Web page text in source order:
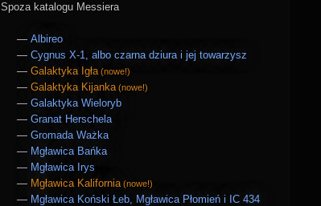
Spoza katalogu Messiera
Albireo
Cygnus X-1, albo czarna dziura i jej towarzysz
Galaktyka Igła (nowe!)
Galaktyka Kijanka (nowe!)
Galaktyka Wieloryb
Granat Herschela
Gromada Ważka
Mgławica Bańka
Mgławica Irys
Mgławica Kalifornia (nowe!)
Mgławica Koński Łeb, Mgławica Płomień i IC 434